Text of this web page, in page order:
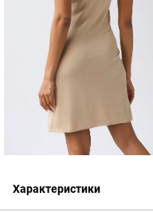
Характеристики